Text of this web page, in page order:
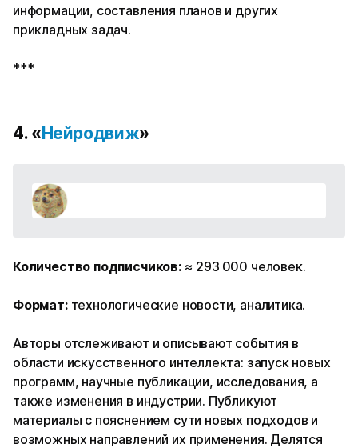
информации, составления планов и других
прикладных задач.
***
4. «Нейродвиж»
Количество подписчиков: ≈ 293 000 человек.
Формат:технологические новости, аналитика.
Авторы отслеживают и описывают события в
области искусственного интеллекта: запуск новых
программ, научные публикации, исследования, а
также изменения в индустрии. Публикуют
материалы с пояснением сути новых подходов и
возможных направлений их применения. Делятся